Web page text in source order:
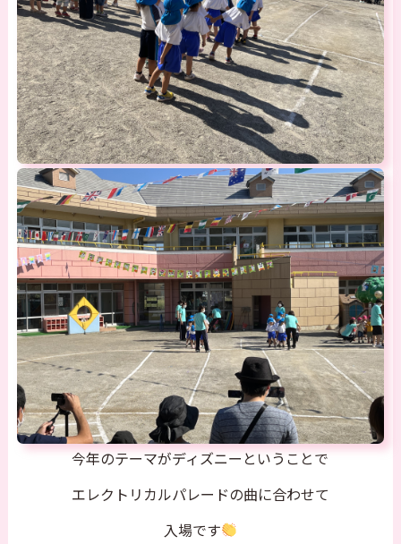
今年のテーマがディズニーということで
エレクトリカルパレードの曲に合わせて
入場です